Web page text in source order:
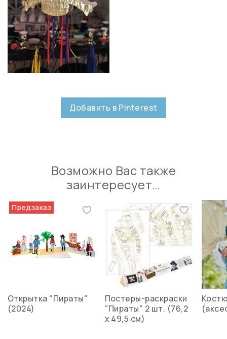
Добавить в Pinterest
Возможно Вас также
заинтересует…
Предзаказ
Открытка "Пираты"
(2024)
Постеры-раскраски
"Пираты" 2 шт. (76,2
х 49,5 см)